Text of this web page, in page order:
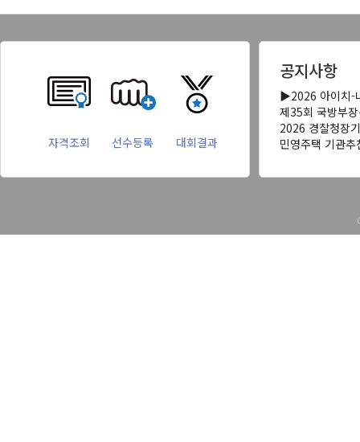
자격조회 선수등록 대회결과
공지사항
▶2026 아이치-
제35회 국방부
2026 경찰청장
민영주택 기관